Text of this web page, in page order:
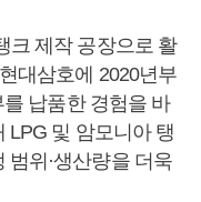
크 제작 공장으로 활
대삼호에 2020년부
납품한 경험을 바
LPG 및 암모니아 탱
범위·생산량을 더욱